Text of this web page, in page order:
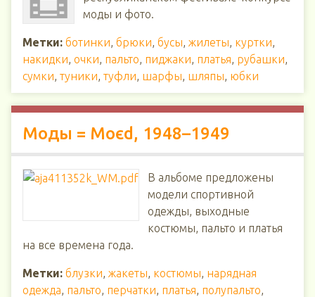
моды и фото.
Метки: ботинки, брюки, бусы, жилеты, куртки,
накидки, очки, пальто, пиджаки, платья, рубашки,
сумки, туники, туфли, шарфы, шляпы, юбки
Моды = Moєd, 1948–1949
В альбоме предложены
модели спортивной
одежды, выходные
костюмы, пальто и платья
на все времена года.
Метки: блузки, жакеты, костюмы, нарядная
одежда, пальто, перчатки, платья, полупальто,